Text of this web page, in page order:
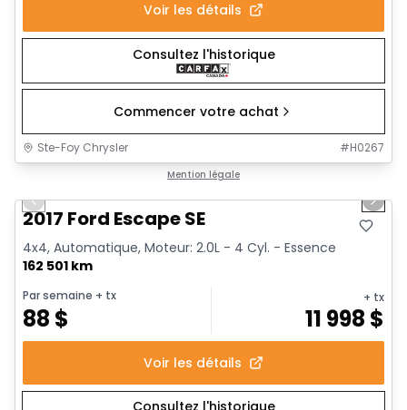
Voir les détails
Consultez l'historique
Commencer votre achat
Ste-Foy Chrysler #H0267
Mention légale
Previous slide Next
2017 Ford Escape SE
4x4, Automatique, Moteur: 2.0L - 4 Cyl. - Essence
162 501 km
Par semaine + tx
88 $
+ tx
11 998 $
Voir les détails